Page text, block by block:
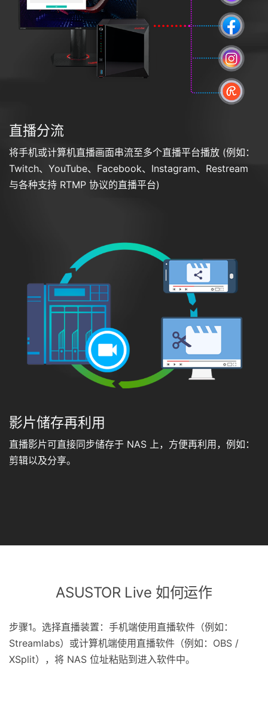
直播分流
将手机或计算机直播画面串流至多个直播平台播放 (例如：
Twitch、YouTube、Facebook、Instagram、Restream
与各种支持 RTMP 协议的直播平台)
影片储存再利用
直播影片可直接同步储存于 NAS 上，方便再利用，例如：
剪辑以及分享。
ASUSTOR Live 如何运作
步骤1。选择直播装置：手机端使用直播软件（例如：
Streamlabs）或计算机端使用直播软件（例如：OBS /
XSplit），将 NAS 位址粘贴到进入软件中。